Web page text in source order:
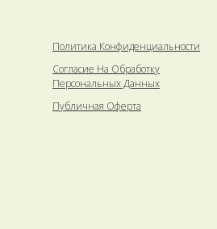
Политика Конфиденциальности
Cогласие На Обработку
Персональных Данных
Публичная Оферта